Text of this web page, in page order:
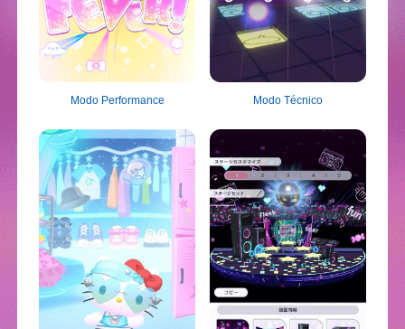
Modo Performance Modo Técnico